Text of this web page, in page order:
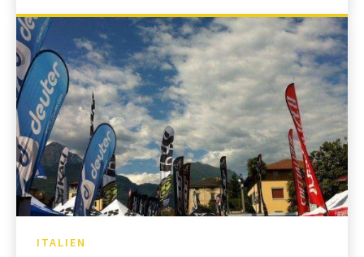
ITALIEN